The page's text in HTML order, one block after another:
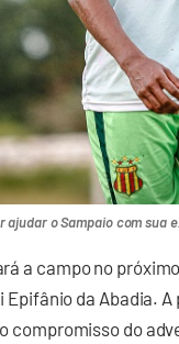
ajudar o Sampaio com sua
a campo no
da Abadia.
compromisso do